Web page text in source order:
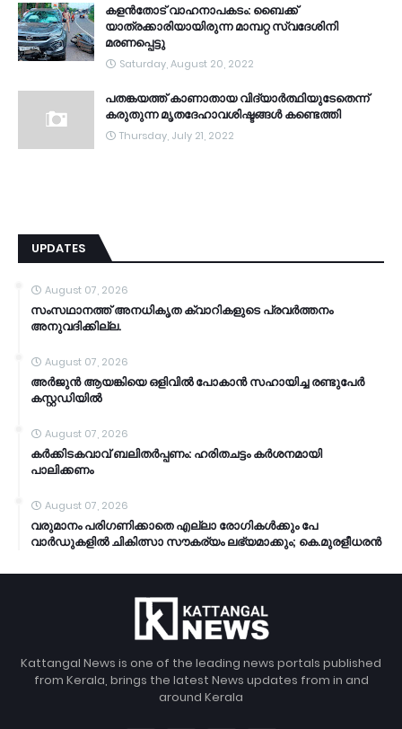
കളൻതോട് വാഹനാപകടം: ബൈക്ക്
യാത്രക്കാരിയായിരുന്ന മാമ്പറ്റ സ്വദേശിനി
മരണപ്പെട്ടു
Saturday, August 20, 2022
പതങ്കയത്ത് കാണാതായ വിദ്യാർത്ഥിയുടേതെന്ന്
കരുതുന്ന മൃതദേഹാവശിഷ്ടങ്ങൾ കണ്ടെത്തി
Thursday, July 21, 2022
UPDATES
August 07, 2026
സംസഥാനത്ത് അനധികൃത ക്വാറികളുടെ പ്രവര്‍ത്തനം
അനുവദിക്കില്ല.
August 07, 2026
അര്‍ജുന്‍ ആയങ്കിയെ ഒളിവില്‍ പോകാന്‍ സഹായിച്ച രണ്ടുപേര്‍
കസ്റ്റഡിയിൽ
August 07, 2026
കര്‍ക്കിടകവാവ് ബലിതര്‍പ്പണം: ഹരിതചട്ടം കര്‍ശനമായി
പാലിക്കണം
August 07, 2026
വരുമാനം പരിഗണിക്കാതെ എല്ലാ രോഗികൾക്കും പേ
വാർഡുകളിൽ ചികിത്സാ സൗകര്യം ലഭ്യമാക്കും; കെ.മുരളീധരൻ
Kattangal News is one of the leading news portals published
from Kerala, brings the latest News updates from in and
around Kerala